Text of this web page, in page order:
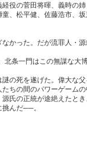
役の菅田将暉、義時の
、松平健、佐藤浩市、
かった。だが流罪人・
条一門はこの無謀な大
の死を遂げた。偉大な
ちの間のパワーゲームの
氏の正統が途絶えたと
んだ──。